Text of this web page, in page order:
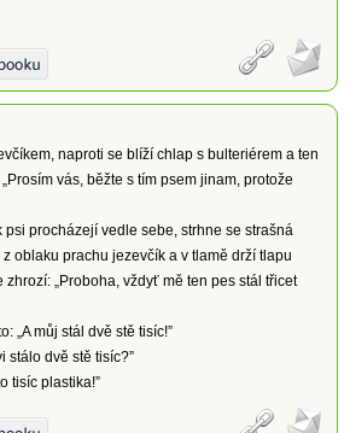
naproti se blíží chlap s bulteriérem a ten
vás, běžte s tím psem jinam, protože
procházejí vedle sebe, strhne se strašná
oblaku prachu jezevčík a v tlamě drží tlapu
„Proboha, vždyť mě ten pes stál třicet
„A můj stál dvě stě tisíc!”
stálo dvě stě tisíc?”
tisíc plastika!”